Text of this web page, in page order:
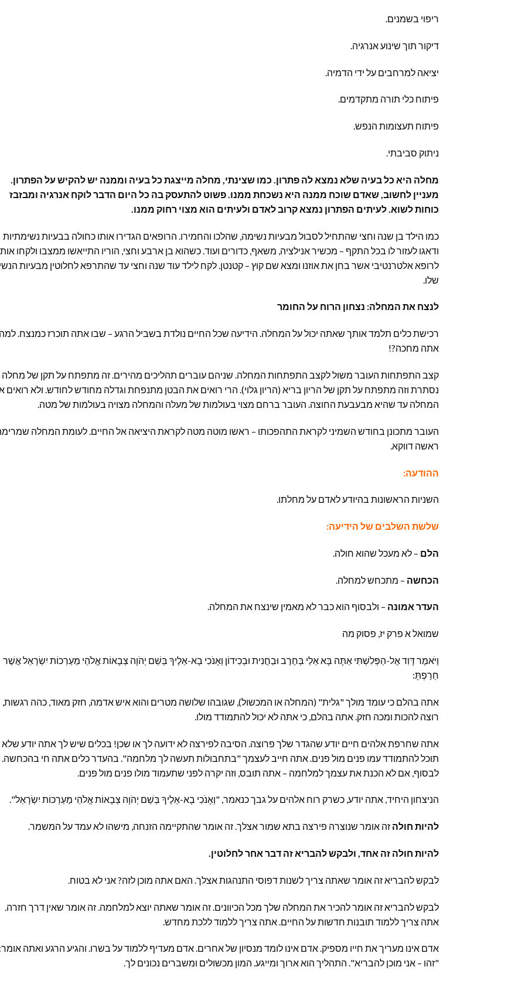
ריפוי בשמנים.
דיקור תוך שינוע אנרגיה.
יציאה למרחבים על ידי הדמיה.
פיתוח כלי תורה מתקדמים.
פיתוח תעצומות הנפש.
ניתוק סביבתי.
מחלה היא כל בעיה שלא נמצא לה פתרון. כמו שצינתי, מחלה מייצגת כל בעיה וממנה יש להקיש על הפתרון.
מעניין לחשוב, שאדם שוכח ממנה היא נשכחת ממנו. פשוט להתעסק בה כל היום הדבר לוקח אנרגיה ומבזבז
כוחות לשוא. לעיתים הפתרון נמצא קרוב לאדם ולעיתים הוא מצוי רחוק ממנו.
כמו הילד בן שנה וחצי שהתחיל לסבול מבעיות נשימה, שהלכו והחמירו. הרופאים הגדירו אותו כחולה בבעיות נשימתיות
ודאגו לעזור לו בכל התקף – מכשיר אנילציה, משאף, כדורים ועוד. כשהוא בן ארבע וחצי, הוריו התייאשו ממצבו ולקחו
לרופא אלטרנטיבי אשר בחן את אוזנו ומצא שם קוץ – קטנטן. לקח לילד עוד שנה וחצי עד שהתרפא לחלוטין מבעיות
שלו.
לנצח את המחלה: נצחון הרוח על החומר
רכישת כלים תלמד אותך שאתה יכול על המחלה. הידיעה שכל החיים נולדת בשביל הרגע – שבו אתה תוכרז כמנצח. למה
אתה מחכה?!
קצב התפתחות העובר משול לקצב התפתחות המחלה. שניהם עוברים תהליכים מהירים. זה מתפתח על תקן של מחלה
נסתרת וזה מתפתח על תקן של הריון בריא (הריון גלוי). הרי רואים את הבטן מתנפחת וגדלה מחודש לחודש. ולא רואים
המחלה עד שהיא מבעבעת החוצה. העובר ברחם מצוי בעולמות של מעלה והמחלה מצויה בעולמות של מטה.
העובר מתכונן בחודש השמיני לקראת התהפכותו – ראשו מוטה מטה לקראת היציאה אל החיים. לעומת המחלה
ראשה דווקא.
ההודעה:
השניות הראשונות בהיודע לאדם על מחלתו.
שלשת השלבים של הידיעה:
הלם – לא מעכל שהוא חולה.
הכחשה – מתכחש למחלה.
העדר אמונה – ולבסוף הוא כבר לא מאמין שינצח את המחלה.
שמואל א פרק יז, פסוק מה
וַיֹּאמֶר דָּוִד אֶל-הַפְּלִשְׁתִּי אַתָּה בָּא אֵלַי בְּחֶרֶב וּבַחֲנִית וּבְכִידוֹן וְאָנֹכִי בָא-אֵלֶיךָ בְּשֵׁם יְהֹוָה צְבָאוֹת אֱלֹהֵי מַעַרְכוֹת יִשְׂרָאֵל אֲשֶׁר
חֵרַפְתָּ:
אתה בהלם כי עומד מולך "גלית" (המחלה או המכשול), שגובהו שלושה מטרים והוא איש אדמה, חזק מאוד, כהה רגשות,
רוצה להכות ומכה חזק. אתה בהלם, כי אתה לא יכול להתמודד מולו.
אתה שחרפת אלהים חיים יודע שהגדר שלך פרוצה. הסיבה לפירצה לא ידועה לך או שכן! בכלים שיש לך אתה יודע שלא
תוכל להתמודד עמו פנים מול פנים. אתה חייב לעצמך "בתחבולות תעשה לך מלחמה". בהעדר כלים אתה חי בהכחשה.
לבסוף, אם לא הכנת את עצמך למלחמה – אתה תובס, וזה יקרה לפני שתעמוד מולו פנים מול פנים.
הניצחון היחיד, אתה יודע, כשרק רוח אלהים על גבך כנאמר, "וְאָנֹכִי בָא-אֵלֶיךָ בְּשֵׁם יְהֹוָה צְבָאוֹת אֱלֹהֵי מַעַרְכוֹת יִשְׂרָאֵל".
להיות חולה זה אומר שנוצרה פירצה בתא שמור אצלך. זה אומר שהתקיימה הזנחה, מישהו לא עמד על המשמר.
להיות חולה זה אחד, ולבקש להבריא זה דבר אחר לחלוטין.
לבקש להבריא זה אומר שאתה צריך לשנות דפוסי התנהגות אצלך. האם אתה מוכן לזה? אני לא בטוח.
לבקש להבריא זה אומר להכיר את המחלה שלך מכל הכיוונים. זה אומר שאתה יוצא למלחמה. זה אומר שאין דרך חזרה.
אתה צריך ללמוד תובנות חדשות על החיים. אתה צריך ללמוד ללכת מחדש.
אדם אינו מעריך את חייו מספיק. אדם אינו לומד מנסיון של אחרים. אדם מעדיף ללמוד על בשרו. והגיע הרגע ואתה אומר:
"זהו – אני מוכן להבריא". התהליך הוא ארוך ומייגע. המון מכשולים ומשברים נכונים לך.